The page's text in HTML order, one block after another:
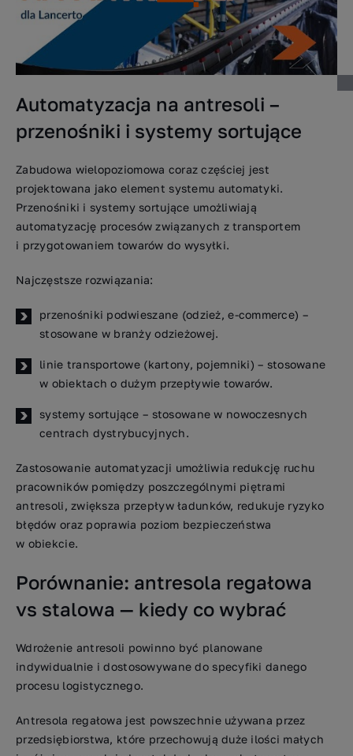
Automatyzacja na antresoli –
przenośniki i systemy sortujące
Zabudowa wielopoziomowa coraz częściej jest
projektowana jako element systemu automatyki.
Przenośniki i systemy sortujące umożliwiają
automatyzację procesów związanych z transportem
i przygotowaniem towarów do wysyłki.
Najczęstsze rozwiązania:
przenośniki podwieszane (odzież, e-commerce) –
stosowane w branży odzieżowej.
linie transportowe (kartony, pojemniki) – stosowane
w obiektach o dużym przepływie towarów.
systemy sortujące – stosowane w nowoczesnych
centrach dystrybucyjnych.
Zastosowanie automatyzacji umożliwia redukcję ruchu
pracowników pomiędzy poszczególnymi piętrami
antresoli, zwiększa przepływ ładunków, redukuje ryzyko
błędów oraz poprawia poziom bezpieczeństwa
w obiekcie.
Porównanie: antresola regałowa
vs stalowa — kiedy co wybrać
Wdrożenie antresoli powinno być planowane
indywidualnie i dostosowywane do specyfiki danego
procesu logistycznego.
Antresola regałowa jest powszechnie używana przez
przedsiębiorstwa, które przechowują duże ilości małych